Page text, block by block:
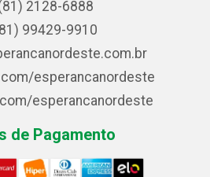
2128-6888
99429-9910
esperancanordeste
esperancanordeste
de Pagamento